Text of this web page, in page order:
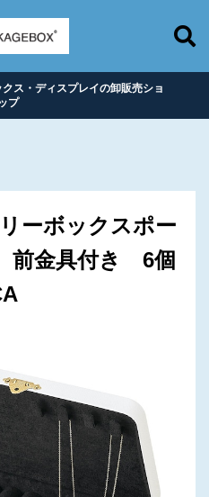
ス・ディスプレイの卸販売ショ
ップ
ーボックスポー
金具付き 6個